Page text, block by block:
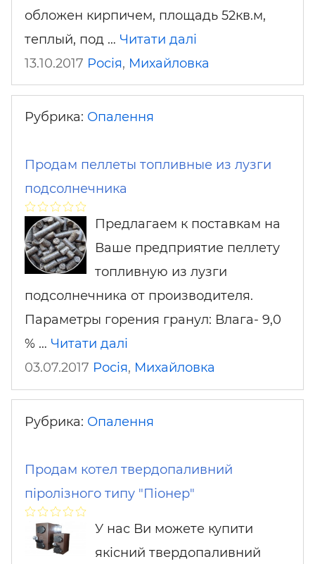
обложен кирпичем, площадь 52кв.м,
теплый, под … Читати далі
13.10.2017 Росія, Михайловка
Рубрика: Опалення
Продам пеллеты топливные из лузги
подсолнечника
Предлагаем к поставкам на
Ваше предприятие пеллету
топливную из лузги
подсолнечника от производителя.
Параметры горения гранул: Влага- 9,0
% … Читати далі
03.07.2017 Росія, Михайловка
Рубрика: Опалення
Продам котел твердопаливний
піролізного типу "Піонер"
У нас Ви можете купити
якісний твердопаливний